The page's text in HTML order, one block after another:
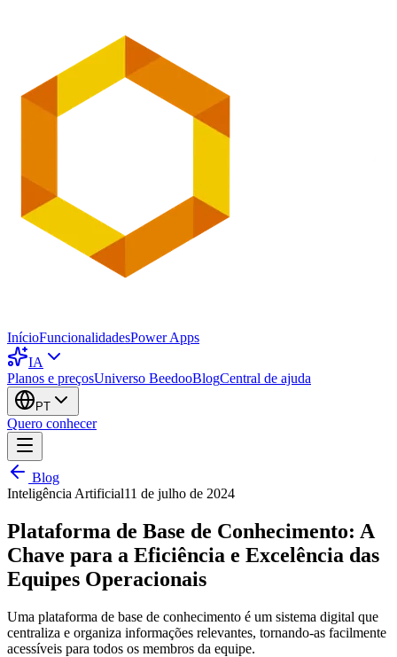
InícioFuncionalidadesPower Apps
IA
Planos e preçosUniverso BeedooBlogCentral de ajuda
PT
Quero conhecer
Blog
Inteligência Artificial11 de julho de 2024
Plataforma de Base de Conhecimento: A
Chave para a Eficiência e Excelência das
Equipes Operacionais
Uma plataforma de base de conhecimento é um sistema digital que
centraliza e organiza informações relevantes, tornando-as facilmente
acessíveis para todos os membros da equipe.